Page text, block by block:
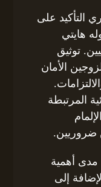
التأكيد على
هايتي
توثيق
الأمان
المرتبطة
ضروريين.
مدى أهمية
إلى